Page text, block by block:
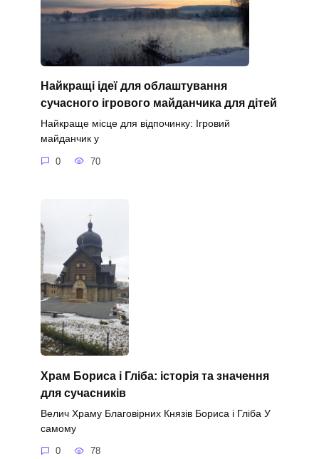
Найкращі ідеї для облаштування
сучасного ігрового майданчика для дітей
Найкраще місце для відпочинку: Ігровий
майданчик у
0 70
Храм Бориса і Гліба: історія та значення
для сучасників
Велич Храму Благовірних Князів Бориса і Гліба У
самому
0 78